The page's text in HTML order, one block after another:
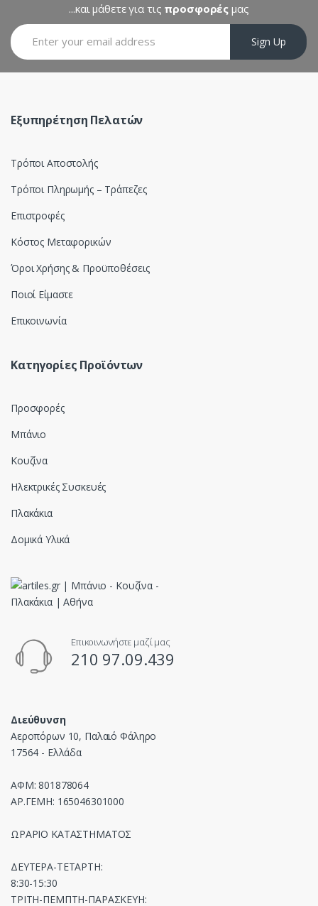
...και μάθετε για τις προσφορές μας
Sign Up
Εξυπηρέτηση Πελατών
Τρόποι Αποστολής
Τρόποι Πληρωμής – Τράπεζες
Επιστροφές
Κόστος Μεταφορικών
Όροι Χρήσης & Προϋποθέσεις
Ποιοί Είμαστε
Επικοινωνία
Κατηγορίες Προϊόντων
Προσφορές
Μπάνιο
Κουζίνα
Ηλεκτρικές Συσκευές
Πλακάκια
Δομικά Υλικά
Επικοινωνήστε μαζί μας
210 97.09.439
Διεύθυνση
Αεροπόρων 10, Παλαιό Φάληρο
17564 - Ελλάδα
ΑΦΜ: 801878064
ΑΡ.ΓΕΜΗ: 165046301000
ΩΡΑΡΙΟ ΚΑΤΑΣΤΗΜΑΤΟΣ
ΔΕΥΤΕΡΑ-ΤΕΤΑΡΤΗ:
8:30-15:30
ΤΡΙΤΗ-ΠΕΜΠΤΗ-ΠΑΡΑΣΚΕΥΗ: